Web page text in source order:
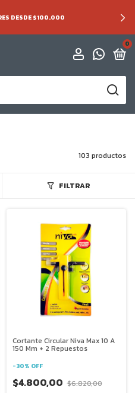
DESDE $100.000
0
103 productos
FILTRAR
Cortante Circular Niva Max 10 A
150 Mm + 2 Repuestos
-30% OFF
$4.800,00 $6.820,00